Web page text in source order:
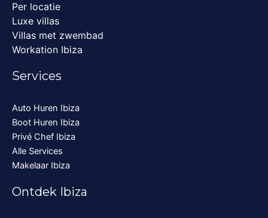
Per locatie
Luxe villas
Villas met zwembad
Workation Ibiza
Services
Auto Huren Ibiza
Boot Huren Ibiza
Privé Chef Ibiza
Alle Services
Makelaar Ibiza
Ontdek Ibiza